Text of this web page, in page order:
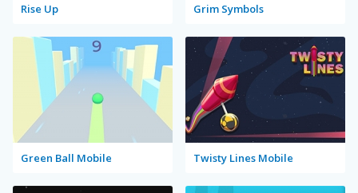
Rise Up Grim Symbols
Green Ball Mobile Twisty Lines Mobile